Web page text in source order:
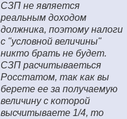
СЗП не является
реальным доходом
должника, поэтому налоги
с "условной величины"
никто брать не будет.
СЗП расчитываеться
Росстатом, так как вы
берете ее за получаемую
величину с которой
высчитываете 1/4, то